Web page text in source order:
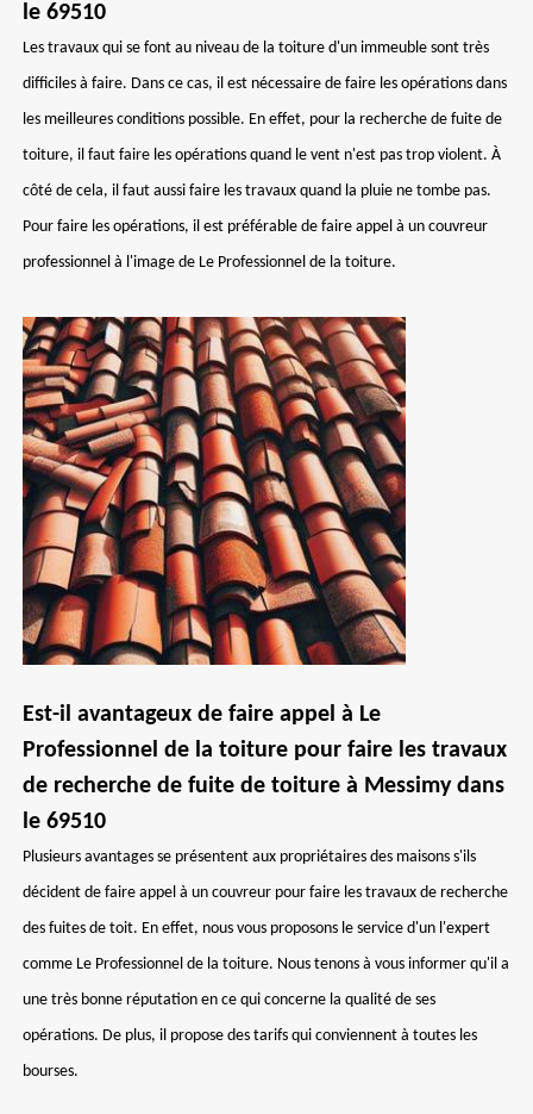
le 69510
Les travaux qui se font au niveau de la toiture d'un immeuble sont très
difficiles à faire. Dans ce cas, il est nécessaire de faire les opérations dans
les meilleures conditions possible. En effet, pour la recherche de fuite de
toiture, il faut faire les opérations quand le vent n'est pas trop violent. À
côté de cela, il faut aussi faire les travaux quand la pluie ne tombe pas.
Pour faire les opérations, il est préférable de faire appel à un couvreur
professionnel à l'image de Le Professionnel de la toiture.
Est-il avantageux de faire appel à Le
Professionnel de la toiture pour faire les travaux
de recherche de fuite de toiture à Messimy dans
le 69510
Plusieurs avantages se présentent aux propriétaires des maisons s'ils
décident de faire appel à un couvreur pour faire les travaux de recherche
des fuites de toit. En effet, nous vous proposons le service d'un l'expert
comme Le Professionnel de la toiture. Nous tenons à vous informer qu'il a
une très bonne réputation en ce qui concerne la qualité de ses
opérations. De plus, il propose des tarifs qui conviennent à toutes les
bourses.